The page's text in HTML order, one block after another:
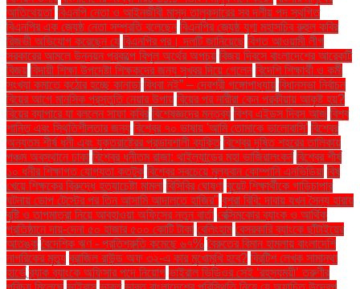
আতিথেয়তা' বিএনপি নেতা ও আইনজীবী মাসুদ তালুকদারের সব দলীয় পদ স্থগিত
বিএনপির এক জ্যেষ্ঠ নেতা সম্প্রতি বলেছেন বিএনপির জ্যেষ্ঠ যুগ্ম মহাসচিব রুহুল কবির
রিজভী অভিযোগ করেছেন যে বিএনপির পর। দলটি জানিয়েছে বিগত আওয়ামী লীগ
সরকারের আমলে উন্নয়ন প্রকল্পে বিপুল অর্থের অপচয় বিজয় দিবসে বাংলাদেশের আরেকটি
বিজয় বিদায়ী শিক্ষা উপদেষ্টা শিক্ষকদের জন্য সুখবর দিয়ে গেলেন বিদেশি শিক্ষার্থী ও কর্মী
সংখ্যা কমাতে কঠোর হচ্ছে কানাডা বিধবা নই” – দেবশ্রী গঙ্গোপাধ্যায় বিধানসভা নির্বাচন
বিয়ের আগে মানসিক প্রস্তুতি নেয়ার উপায় বিয়ের পর নারীরা কেন পরকীয়ায় আকৃষ্ট হয়?
বিয়ের ব্যাপারে যা বললেন সাফা কবির বিশেষজ্ঞদের মন্তব্য বিশ্ব এইডস দিবস আজ বিশ্ব
শান্তি এবং স্থিতিশীলতার জন্য বিশ্বের ৭০ ভাষায় 'আমি তোমাকে ভালোবাসি' বিশ্বের
অন্যতম শীর্ষ ধনী এবং যুক্তরাষ্ট্রের প্রভাবশালী ব্যক্তি বিশ্বের দূষিত শহরের তালিকায়
পঞ্চম অবস্থানে ঢাকা বিশ্বের ধনীতম রাজা: থাইল্যান্ডের মহা ভাজিরালংকর্ন বিশ্বের শীর্ষ
১০ ধনীর শিক্ষাগত যোগ্যতা কতটুকু বিশ্বের সবচেয়ে মূল্যবান কোম্পানি এনভিডিয়া বিষ
খেয়ে শিক্ষকের বিরুদ্ধে হত্যাচেষ্টা মামলা বিসিবির ঘোষণা বুয়েট শিক্ষার্থীকে গাড়িচাপার
ঘটনায় ডোপ টেস্টের পর তিন আসামি আদালতে হাজির" বুশরা বিবি: দাবায় যখন সৈন্য হারায়
বৃষ্টি ও তাপমাত্রা নিয়ে আবহাওয়া অফিসের নতুন বার্তা বেক্সিমকোর ব্যাংক ও আর্থিক
প্রতিষ্ঠানে দায়-দেনা ৫০ হাজার ৫০০ কোটি টাকা বেলিংহাম বেসরকারি ব্যাংকে ছাঁটাইয়ের
আতঙ্ক বৈদেশিক ঋণ - প্রতিশ্রুতি কমেছে ৬৭% বৈরুতের বিমান হামলায় বাংলাদেশি
নাগরিকের মৃত্যু ব্রাজিল রাউন্ড অফ ৩২-এ কার মুখোমুখি হবে? ব্রিটিশ লেখক সামান্থা
হার্ভে ব্র্যাক ব্যাংকে অফিসার পদে নিয়োগ ভাইরাল ভিডিওর সেই ‘রহস্যময়ী’ তরুণীর